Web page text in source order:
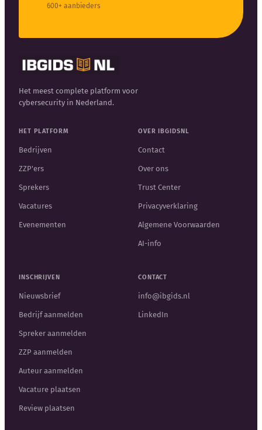
600+ aanbieders
Het meest complete platform voor
cybersecurity in Nederland.
HET PLATFORM
Bedrijven
ZZP'ers
Sprekers
Vacatures
Evenementen
OVER IBGIDSNL
Contact
Over ons
Trust Center
Privacyverklaring
Algemene Voorwaarden
AI-info
INSCHRIJVEN
Nieuwsbrief
Bedrijf aanmelden
Spreker aanmelden
ZZP aanmelden
Auteur aanmelden
Vacature plaatsen
Review plaatsen
CONTACT
info@ibgids.nl
LinkedIn